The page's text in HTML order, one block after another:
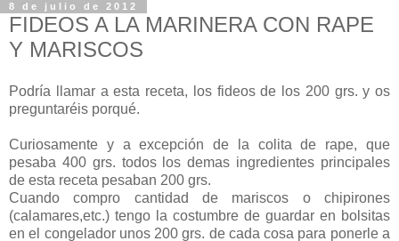
8 de julio de 2012
FIDEOS A LA MARINERA CON RAPE
Y MARISCOS
Podría llamar a esta receta, los fideos de los 200 grs. y os
preguntaréis porqué.
Curiosamente y a excepción de la colita de rape, que
pesaba 400 grs. todos los demas ingredientes principales
de esta receta pesaban 200 grs.
Cuando compro cantidad de mariscos o chipirones
(calamares,etc.) tengo la costumbre de guardar en bolsitas
en el congelador unos 200 grs. de cada cosa para ponerle a